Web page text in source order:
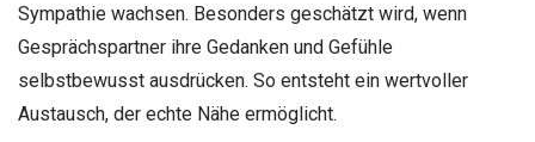
Sympathie wachsen. Besonders geschätzt wird, wenn
Gesprächspartner ihre Gedanken und Gefühle
selbstbewusst ausdrücken. So entsteht ein wertvoller
Austausch, der echte Nähe ermöglicht.